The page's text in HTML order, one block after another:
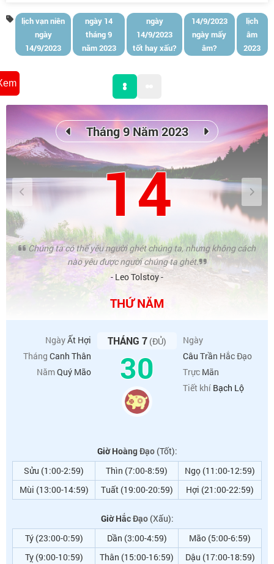
lịch vạn niên
ngày
14/9/2023
ngày 14
tháng 9
năm 2023
ngày
14/9/2023
tốt hay xấu?
14/9/2023
ngày mấy
âm?
lịch
âm
2023
Tháng 9 Năm 2023
14
Chúng ta có thể yêu người ghét chúng ta, nhưng không cách
nào yêu được người chúng ta ghét.
- Leo Tolstoy -
THỨ NĂM
NgàyẤt Hợi
ThángCanh Thân
NămQuý Mão
THÁNG 7(ĐỦ)
30
Ngày
Câu Trần Hắc Đạo
Trực Mãn
Tiết khí Bạch Lộ
Giờ Hoàng Đạo(Tốt):
Sửu (1:00-2:59)
Thìn (7:00-8:59)
Ngọ (11:00-12:59)
Mùi (13:00-14:59)
Tuất (19:00-20:59) Hợi (21:00-22:59)
Giờ Hắc Đạo(Xấu):
Tý (23:00-0:59)
Dần (3:00-4:59)
Mão (5:00-6:59)
Tỵ (9:00-10:59)
Thân (15:00-16:59) Dậu (17:00-18:59)